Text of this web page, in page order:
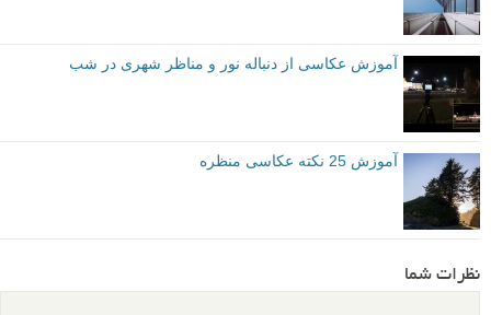
آموزش عکاسی از دنباله نور و مناظر شهری در شب
آموزش 25 نکته عکاسی منظره
نظرات شما